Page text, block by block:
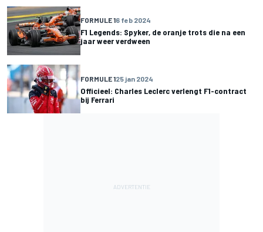
FORMULE 16 feb 2024
F1 Legends: Spyker, de oranje trots die na een
jaar weer verdween
FORMULE 125 jan 2024
Officieel: Charles Leclerc verlengt F1-contract
bij Ferrari